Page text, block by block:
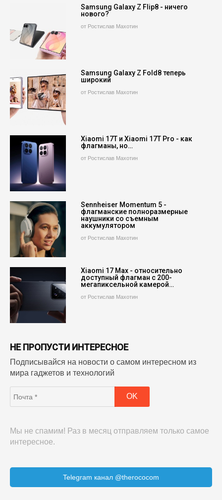
Samsung Galaxy Z Flip8 - ничего
нового?
от Ростислав Махотин
Samsung Galaxy Z Fold8 теперь
широкий
от Ростислав Махотин
Xiaomi 17T и Xiaomi 17T Pro - как
флагманы, но…
от Ростислав Махотин
Sennheiser Momentum 5 -
флагманские полноразмерные
наушники со съемным
аккумулятором
от Ростислав Махотин
Xiaomi 17 Max - относительно
доступный флагман с 200-
мегапиксельной камерой…
от Ростислав Махотин
НЕ ПРОПУСТИ ИНТЕРЕСНОЕ
Подписывайся на новости о самом интересном из
мира гаджетов и технологий
Мы не спамим! Раз в месяц отправляем только самое
интересное.
Telegram канал @therococom